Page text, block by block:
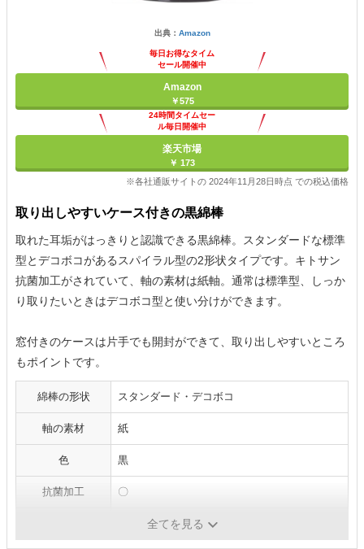
出典： Amazon
毎日お得なタイム
セール開催中
Amazon
￥575
24時間タイムセー
ル毎日開催中
楽天市場
￥ 173
※各社通販サイトの 2024年11月28日時点 での税込価格
取り出しやすいケース付きの黒綿棒
取れた耳垢がはっきりと認識できる黒綿棒。スタンダードな標準
型とデコボコがあるスパイラル型の2形状タイプです。キトサン
抗菌加工がされていて、軸の素材は紙軸。通常は標準型、しっか
り取りたいときはデコボコ型と使い分けができます。
窓付きのケースは片手でも開封ができて、取り出しやすいところ
もポイントです。
綿棒の形状 スタンダード・デコボコ
軸の素材 紙
色 黒
抗菌加工 〇
全てを見る